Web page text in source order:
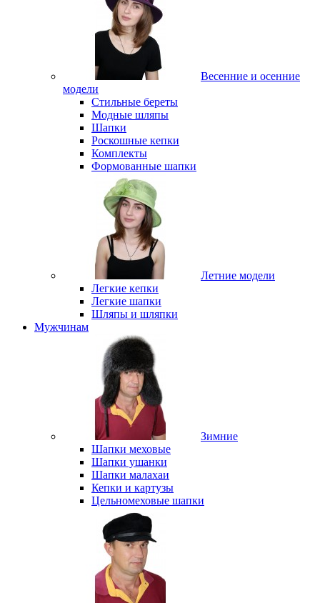
Весенние и осенние
модели
Стильные береты
Модные шляпы
Шапки
Роскошные кепки
Комплекты
Формованные шапки
Летние модели
Легкие кепки
Легкие шапки
Шляпы и шляпки
Мужчинам
Зимние
Шапки меховые
Шапки ушанки
Шапки малахаи
Кепки и картузы
Цельномеховые шапки